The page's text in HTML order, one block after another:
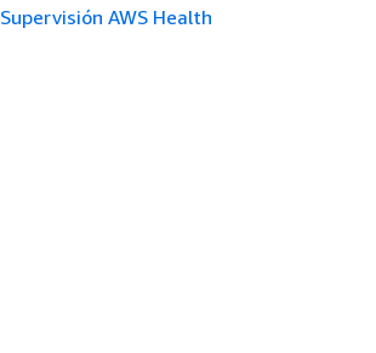
Supervisión AWS Health